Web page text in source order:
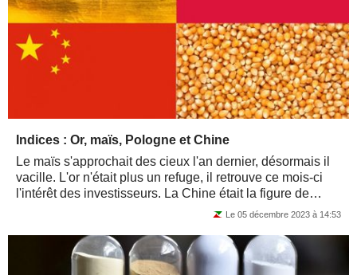
Indices : Or, maïs, Pologne et Chine
Le maïs s'approchait des cieux l'an dernier, désormais il
vacille. L'or n'était plus un refuge, il retrouve ce mois-ci
l'intérêt des investisseurs. La Chine était la figure de
Le 05 décembre 2023 à 14:53